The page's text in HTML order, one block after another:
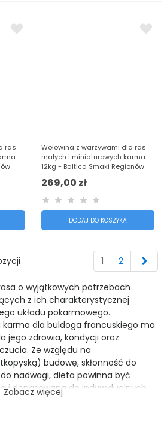
ras
Wołowina z warzywami dla ras
małych i miniaturowych karma
12kg - Baltica Smaki Regionów
269,00 zł
DODAJ DO KOSZYKA
1 2
o wyjątkowych potrzebach
z ich charakterystycznej
układu pokarmowego.
dla buldoga francuskiego ma
jego zdrowia, kondycji oraz
Ze względu na
budowę, skłonność do
nadwagi, dieta powinna być
i dopasowana do indywidualnych
znajdziesz szeroki wybór karm
Zobacz więcej